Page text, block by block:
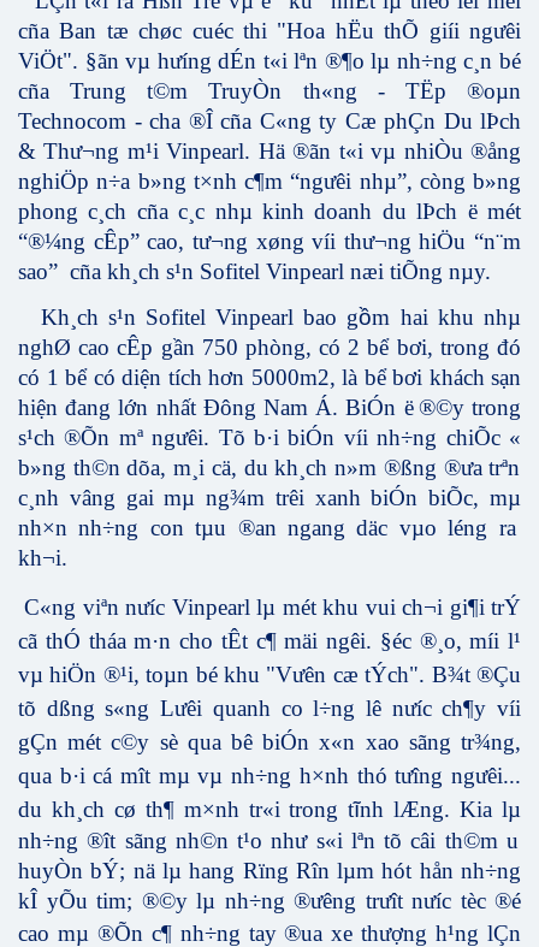
cña Ban tæ chøc cuéc thi "Hoa hËu thÕ giíi ng­ưêi
ViÖt". §ãn vµ hưíng dÉn t«i lªn ®¶o lµ nh÷ng c¸n bé
cña Trung t©m TruyÒn th«ng - TËp ®oµn
Technocom - cha ®Î cña C«ng ty Cæ phÇn Du lÞch
& Thư­¬ng m¹i Vinpearl. Hä ®ãn t«i vµ nhiÒu ®ång
nghiÖp n÷a b»ng t×nh c¶m “ng­ưêi nhµ”, còng b»ng
phong c¸ch cña c¸c nhµ kinh doanh du lÞch ë mét
“®¼ng cÊp” cao, t­ư¬ng xøng víi th­ư¬ng hiÖu “n¨m
sao” cña kh¸ch s¹n Sofitel Vinpearl næi tiÕng nµy.
Kh¸ch s¹n Sofitel Vinpearl bao gồm hai khu nhµ
nghØ cao cÊp gần 750 phòng, có 2 bể bơi, trong đó
có 1 bể có diện tích hơn 5000m2, là bể bơi khách sạn
hiện đang lớn nhất Đông Nam Á. BiÓn ë ®©y trong
s¹ch®Õn mªngư­êi. Tõ b·i biÓn víi nh÷ng chiÕc «
b»ng th©n dõa, m ¸i cä, du kh ¸ch n»m ®ßng ®ư­a trªn
c nh vâng gai mµ ng¾m trêi xanh biÓn biÕc, mµ
nh×n nh÷ng con tµu ®an ngang däc vµo léng ra
kh¬i.
C«ng viªn n­ưíc Vinpearl lµ mét khu vui ch¬i gi¶i trÝ
cã thÓ tháa m·n cho tÊt c¶ mäi ng­êi. §éc ®¸o, míi l¹
vµ hiÖn ®¹i, toµn bé khu "Vư­ên cæ tÝch". B¾t ®Çu
tõ dßng s«ng Lư­êi quanh co l÷ng lê n­ưíc ch¶y víi
gÇn mét c©y sè qua bê biÓn x«n xao sãng tr¾ng,
qua b·i cá m­ît mµ vµ nh÷ng h×nh thó tư­îng ngưêi...
du kh¸ch cø th¶ m×nh tr«i trong tĩnh lÆng.Kia lµ
nh÷ng®ît sãng nh©n t¹o nhưs«i lªn tõ câi th©m u
huyÒn bÝ; nä lµ hang Rïng Rîn lµm hót hån nh÷ng
kÎ yÕu tim; ®©y lµ nh÷ng ®­ưêng tr­ưît nư­íc tèc ®é
cao mµ ®Õn c¶ nh÷ng tay ®ua xe thượngh¹ng lÇn